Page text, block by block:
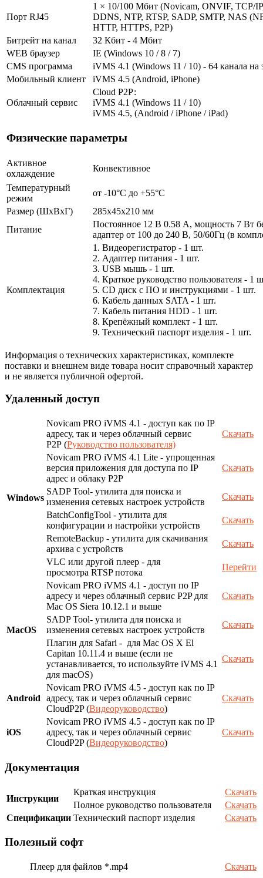
Порт RJ45
1 × 10/100 Мбит (Novicam, ONVIF, TCP/
DDNS, NTP, RTSP, SADP, SMTP, NAS
HTTP, HTTPS, P2P)
Битрейт на канал
32 Кбит - 4 Мбит
WEB браузер
IE (Windows 10 / 8 / 7)
CMS программа
iVMS 4.1 (Windows 11 / 10) - 64 канала на
Мобильный клиент
iVMS 4.5 (Android, iPhone)
Облачный сервис
Cloud Р2Р:
iVMS 4.1 (Windows 11 / 10)
iVMS 4.5, (Android / iPhone / iPad)
Физические параметры
Активное
охлаждение
Конвективное
Температурный
режим
от -10°C до +55°C
Размер (ШxВxГ)
285x45x210 мм
Питание
Постоянное 12 В 0.58 А, мощность 7 Вт
адаптер от 100 до 240 В, 50/60Гц (в
Комплектация
1. Видеорегистратор - 1 шт.
2. Адаптер питания - 1 шт.
3. USB мышь - 1 шт.
4. Краткое руководство пользователя - 1
5. CD диск с ПО и инструкциями - 1 шт.
6. Кабель данных SATA - 1 шт.
7. Кабель питания HDD - 1 шт.
8. Крепёжный комплект - 1 шт.
9. Технический паспорт изделия - 1 шт.
Информация о технических характеристиках, комплекте
поставки и внешнем виде товара носит справочный характер
и не является публичной офертой.
Удаленный доступ
Windows
Novicam PRO iVMS 4.1 - доступ как по IP
адресу, так и через облачный сервис
P2P (Руководство пользователя)
Скачать
Novicam PRO iVMS 4.1 Lite - упрощенная
версия приложения для доступа по IP
адрес и облаку P2P
Скачать
SADP Tool- утилита для поиска и
изменения сетевых настроек устройств
Скачать
BatchConfigTool - утилита для
конфигурации и настройки устройств
Скачать
RemoteBackup - утилита для скачивания
архива с устройств
Скачать
VLC или другой плеер - для
просмотра RTSP потока
Перейти
MacOS
Novicam PRO iVMS 4.1 - доступ по IP
адресу и через облачный сервис P2P для
Mac OS Siera 10.12.1 и выше
Скачать
SADP Tool- утилита для поиска и
изменения сетевых настроек устройств
Скачать
Плагин для Safari - для Mac OS X El
Capitan 10.11.4 и выше (если не
устанавливается, то используйте iVMS 4.1
для macOS)
Скачать
Android
Novicam PRO iVMS 4.5 - доступ как по IP
адресу, так и через облачный сервис
CloudP2P (Видеоруководство)
Скачать
iOS
Novicam PRO iVMS 4.5 - доступ как по IP
адресу, так и через облачный сервис
CloudP2P (Видеоруководство)
Скачать
Документация
Инструкции
Краткая инструкция
Скачать
Полное руководство пользователя
Скачать
Спецификации Технический паспорт изделия Скачать
Полезный софт
Плеер для файлов *.mp4
Скачать